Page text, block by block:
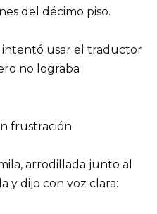
del décimo piso.
intentó usar el traductor
no lograba
frustración.
arrodillada junto al
y dijo con voz clara: